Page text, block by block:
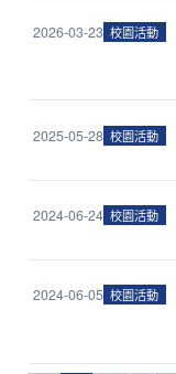
2026-03-23 校園活動
2025-05-28 校園活動
2024-06-24 校園活動
2024-06-05 校園活動